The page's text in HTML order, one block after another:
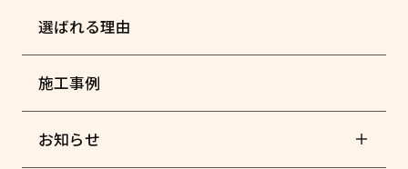
選ばれる理由
施工事例
お知らせ